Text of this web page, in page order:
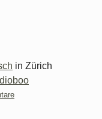
in Zürich